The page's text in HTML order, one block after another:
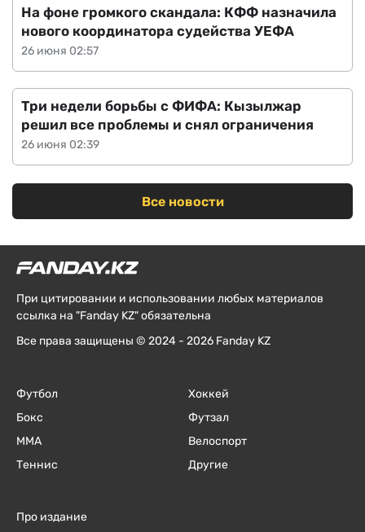
26 июня 02:57
На фоне громкого скандала: КФФ назначила
нового координатора судейства УЕФА
26 июня 02:39
Три недели борьбы с ФИФА: Кызылжар
решил все проблемы и снял ограничения
Все новости
При цитировании и использовании любых материалов
ссылка на "Fanday KZ" обязательна
Все права защищены © 2024 - 2026 Fanday KZ
Футбол
Бокс
ММА
Теннис
Хоккей
Футзал
Велоспорт
Другие
Про издание